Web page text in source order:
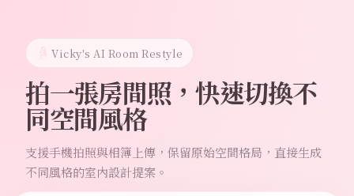
Vicky's AI Room Restyle
拍一張房間照，快速切換不
同空間風格
支援手機拍照與相簿上傳，保留原始空間格局，直接生成
不同風格的室內設計提案。